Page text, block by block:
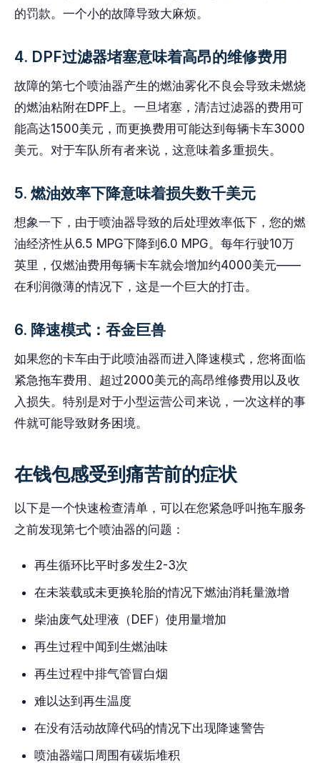
的罚款。一个小的故障导致大麻烦。
4. DPF过滤器堵塞意味着高昂的维修费用
故障的第七个喷油器产生的燃油雾化不良会导致未燃烧
的燃油粘附在DPF上。一旦堵塞，清洁过滤器的费用可
能高达1500美元，而更换费用可能达到每辆卡车3000
美元。对于车队所有者来说，这意味着多重损失。
5. 燃油效率下降意味着损失数千美元
想象一下，由于喷油器导致的后处理效率低下，您的燃
油经济性从6.5 MPG下降到6.0 MPG。每年行驶10万
英里，仅燃油费用每辆卡车就会增加约4000美元——
在利润微薄的情况下，这是一个巨大的打击。
6. 降速模式：吞金巨兽
如果您的卡车由于此喷油器而进入降速模式，您将面临
紧急拖车费用、超过2000美元的高昂维修费用以及收
入损失。特别是对于小型运营公司来说，一次这样的事
件就可能导致财务困境。
在钱包感受到痛苦前的症状
以下是一个快速检查清单，可以在您紧急呼叫拖车服务
之前发现第七个喷油器的问题：
再生循环比平时多发生2-3次
在未装载或未更换轮胎的情况下燃油消耗量激增
柴油废气处理液（DEF）使用量增加
再生过程中闻到生燃油味
再生过程中排气管冒白烟
难以达到再生温度
在没有活动故障代码的情况下出现降速警告
喷油器端口周围有碳垢堆积